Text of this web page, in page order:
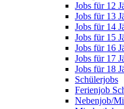
Jobs für 12
Jobs für 13
Jobs für 14
Jobs für 15
Jobs für 16
Jobs für 17
Jobs für 18
Schülerjobs
Ferienjob
Nebenjob/